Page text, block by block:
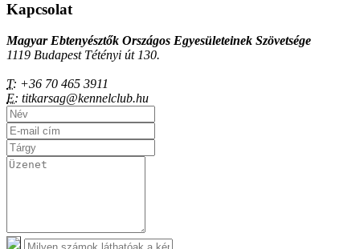
Kapcsolat
Magyar Ebtenyésztők Országos Egyesületeinek Szövetsége
1119 Budapest Tétényi út 130.
T: +36 70 465 3911
E: titkarsag@kennelclub.hu